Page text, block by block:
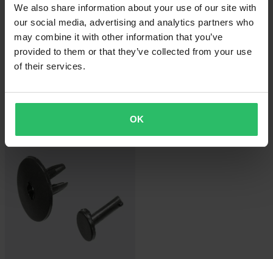
We also share information about your use of our site with
our social media, advertising and analytics partners who
may combine it with other information that you’ve
provided to them or that they’ve collected from your use
of their services.
OK
235 kr -16%
Sno-X Fjäderutdragare 17" Sno-X Svänghjul Dragverktyg Kit